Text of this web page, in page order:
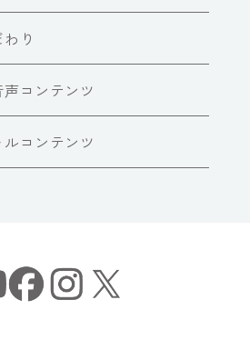
り
声コンテンツ
コンテンツ